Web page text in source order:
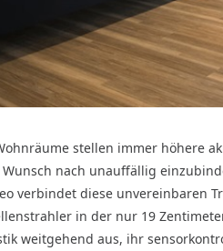
stellen immer höhere
nach unauffällig
verbindet diese unvereinbaren
in der nur 19
weitgehend aus, ihr